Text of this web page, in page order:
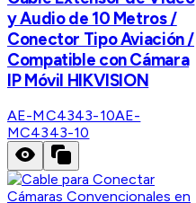
y Audio de 10 Metros /
Conector Tipo Aviación /
Compatible con Cámara
IP Móvil HIKVISION
AE-MC4343-10AE-
MC4343-10